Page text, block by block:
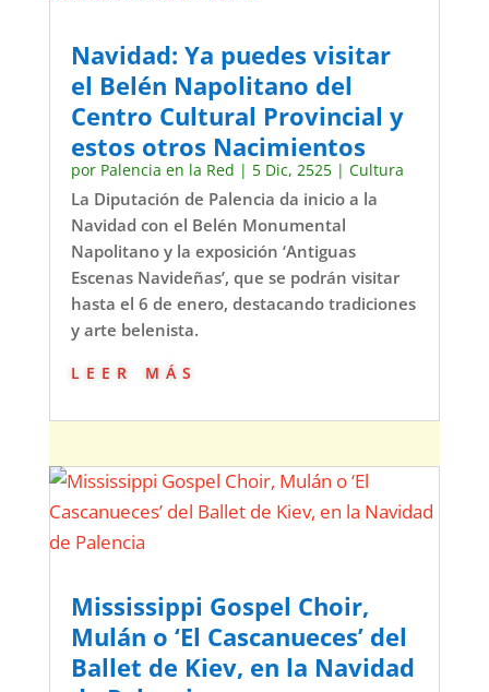
Navidad: Ya puedes visitar
el Belén Napolitano del
Centro Cultural Provincial y
estos otros Nacimientos
por Palencia en la Red | 5 Dic, 2525| Cultura
La Diputación de Palencia da inicio a la
Navidad con el Belén Monumental
Napolitano y la exposición ‘Antiguas
Escenas Navideñas’, que se podrán visitar
hasta el 6 de enero, destacando tradiciones
y arte belenista.
leer más
Mississippi Gospel Choir,
Mulán o ‘El Cascanueces’ del
Ballet de Kiev, en la Navidad